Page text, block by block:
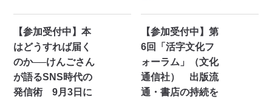
【参加受付中】本
はどうすれば届く
のか──けんごさん
が語るSNS時代の
発信術 9月3日に
【参加受付中】第
6回「活字文化フ
ォーラム」（文化
通信社） 出版流
通・書店の持続を